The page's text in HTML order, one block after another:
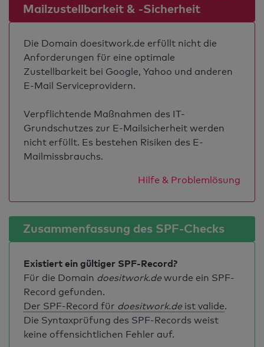
Mailzustellbarkeit & -Sicherheit
Die Domain doesitwork.de erfüllt nicht die
Anforderungen für eine optimale
Zustellbarkeit bei Google, Yahoo und anderen
E-Mail Serviceprovidern.
Verpflichtende Maßnahmen des IT-
Grundschutzes zur E-Mailsicherheit werden
nicht erfüllt. Es bestehen Risiken des E-
Mailmissbrauchs.
Hilfe & Problemlösung
Zusammenfassung des SPF-Checks
Existiert ein gültiger SPF-Record?
Für die Domain doesitwork.de wurde ein SPF-
Record gefunden.
Der SPF-Record für doesitwork.de ist valide.
Die Syntaxprüfung des SPF-Records weist
keine offensichtlichen Fehler auf.